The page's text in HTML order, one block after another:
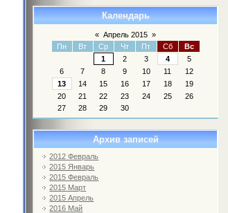
Календарь
« Апрель 2015 »
Пн
Вт Ср Чт Пт Сб
Вс
1
2 3 4
5
6
7 8 9 10 11
12
13
14 15 16 17 18
19
20
21 22 23 24 25
26
27
28 29 30
Архив записей
2012 Февраль
2015 Январь
2015 Февраль
2015 Март
2015 Апрель
2016 Май